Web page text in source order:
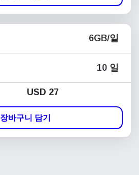
6GB/일
10 일
USD 27
장바구니 담기